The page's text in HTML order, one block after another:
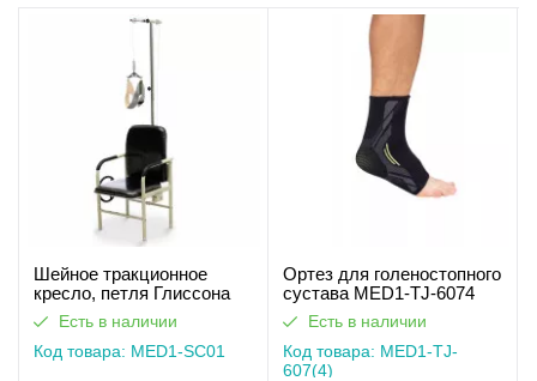
Шейное тракционное
кресло, петля Глиссона
MED1-SC01
Есть в наличии
Код товара: MED1-SC01
Ортез для голеностопного
сустава MED1-TJ-6074
Есть в наличии
Код товара: MED1-TJ-
607(4)